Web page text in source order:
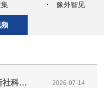
· 豫外智见
【宣讲视频】马克思主义研究所社科青年献礼建党105周年之党建引领绘就乡村振兴新图景 2026-07-14